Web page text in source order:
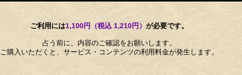
ご利用には1,100円（税込 1,210円） が必要です。
占う前に、内容のご確認をお願いします。
ご購入いただくと、サービス・コンテンツの利用料金が発生します。